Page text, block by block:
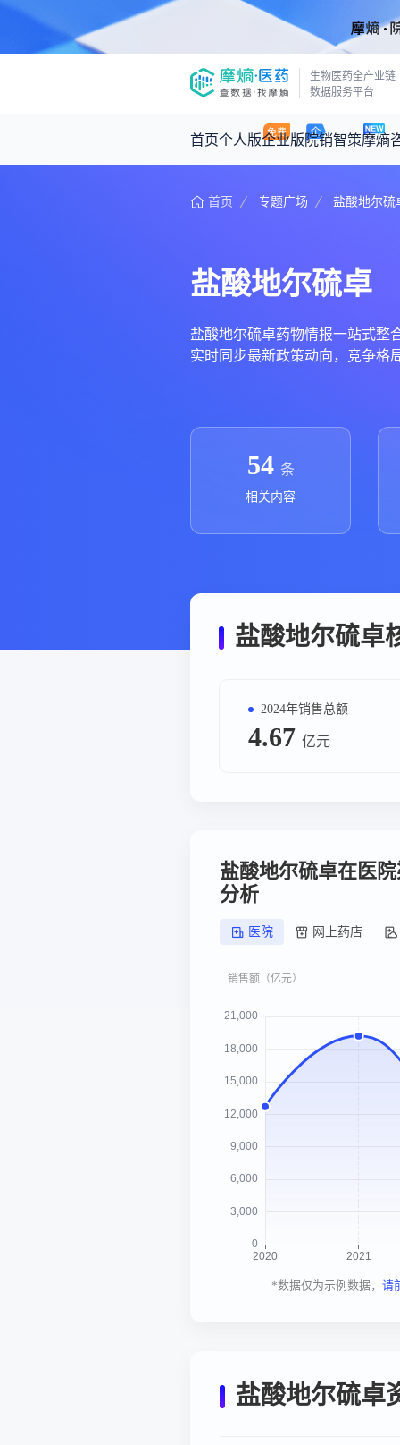
生物医药全产业链
数据服务平台
首页个人版企业版院销智策摩熵
咨询服务
产品立项评估及管线规划
产业/行业调研
投资决策与交易估值
摩熵原创
深度分析
政策法规
投融资
时讯
数据中心
基于市场数据，为您提供全面的市场
政策法规
药品生产企业
回放
王中健
首页 专题广场 盐酸地尔硫
盐酸地尔硫卓
盐酸地尔硫卓药物情报一站式整
实时同步最新政策动向，竞争格
54 条
相关内容
盐酸地尔硫卓
2024年销售总额
4.67 亿元
盐酸地尔硫卓在医
分析
医院 网上药店
*数据仅为示例数据， 请
盐酸地尔硫卓